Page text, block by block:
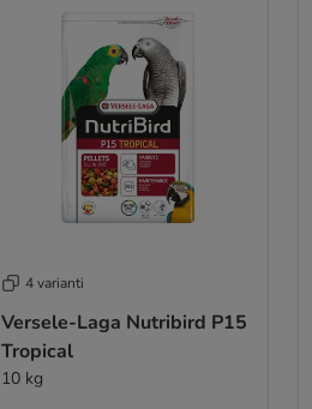
4 varianti
Versele-Laga Nutribird P15
Tropical
10 kg